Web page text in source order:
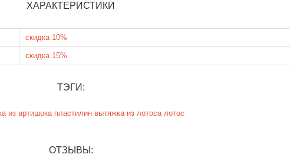
ХАРАКТЕРИСТИКИ
скидка 10%
скидка 15%
ТЭГИ:
из артишока пластилин вытяжка из лотоса лотос
ОТЗЫВЫ: